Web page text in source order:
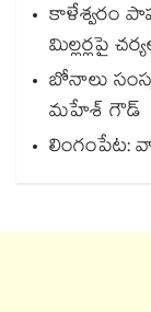
కాళేశ్వరం
మిల్లర్లపై
బోనాలు
మహేశ్‌‌‌‌‌‌‌‌ గౌడ్‌‌‌‌‌‌‌‌‌‌‌‌‌‌‌‌
లింగంపేట: